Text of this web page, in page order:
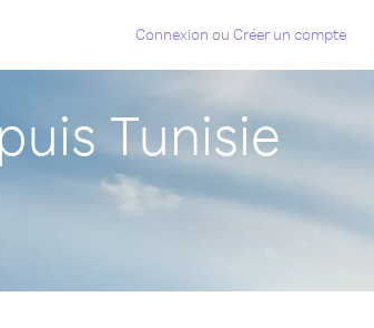
Connexion ou Créer un compte
Tunisie